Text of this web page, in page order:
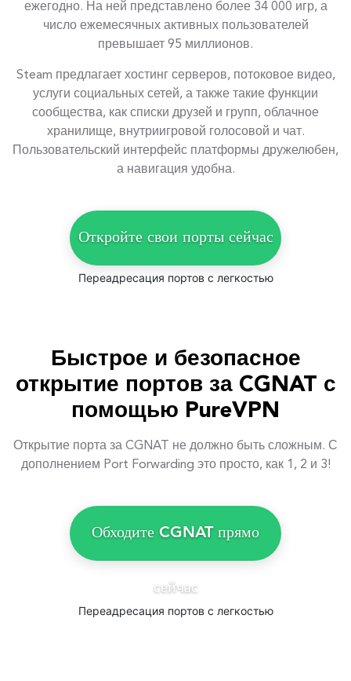
ежегодно. На ней представлено более 34 000 игр, а
число ежемесячных активных пользователей
превышает 95 миллионов.
Steam предлагает хостинг серверов, потоковое видео,
услуги социальных сетей, а также такие функции
сообщества, как списки друзей и групп, облачное
хранилище, внутриигровой голосовой и чат.
Пользовательский интерфейс платформы дружелюбен,
а навигация удобна.
Откройте свои порты сейчас
Переадресация портов с легкостью
Быстрое и безопасное
открытие портов за CGNAT с
помощью PureVPN
Открытие порта за CGNAT не должно быть сложным. С
дополнением Port Forwarding это просто, как 1, 2 и 3!
Обходите CGNAT прямо
сейчас
Переадресация портов с легкостью